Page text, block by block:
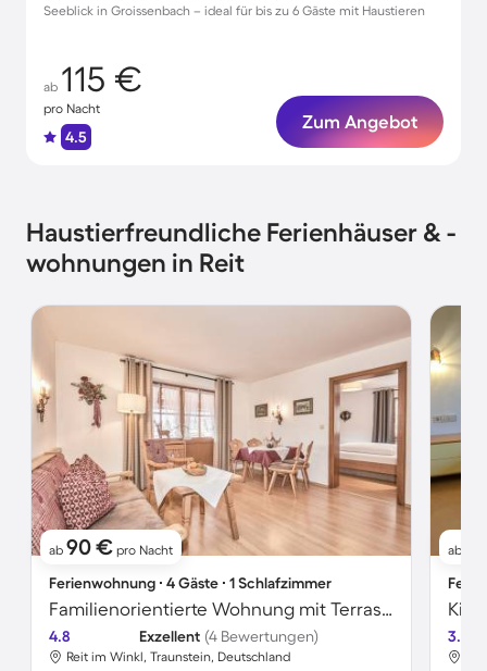
Seeblick in Groissenbach – ideal für bis zu 6 Gäste mit Haustieren
ab 115 €
pro Nacht
4.5
Zum Angebot
Haustierfreundliche Ferienhäuser & -
wohnungen in Reit
ab 90 € pro Nacht
Ferienwohnung ∙ 4 Gäste ∙ 1 Schlafzimmer
Familienorientierte Wohnung mit Terrasse, Garten und Grill | Bergblick | Haustierfreundlich
4.8 Exzellent (4 Bewertungen)
Reit im Winkl, Traunstein, Deutschland
ab
3.5